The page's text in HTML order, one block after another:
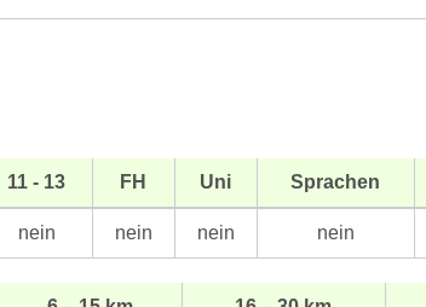
11 - 13 FH Uni Sprachen
nein nein nein nein